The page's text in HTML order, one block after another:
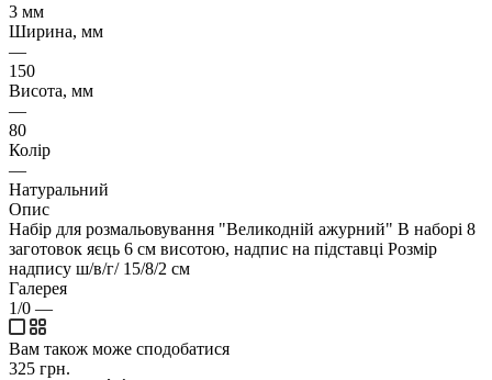
3 мм
Ширина, мм
—
150
Висота, мм
—
80
Колір
—
Натуральний
Опис
Набір для розмальовування "Великодній ажурний" В наборі 8
заготовок яєць 6 см висотою, надпис на підставці Розмір
надпису ш/в/г/ 15/8/2 см
Галерея
1/0 —
Вам також може сподобатися
325 грн.